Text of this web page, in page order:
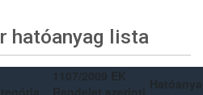
hatóanyag lista